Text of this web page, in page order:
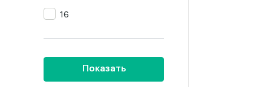
16
16-17
Показать